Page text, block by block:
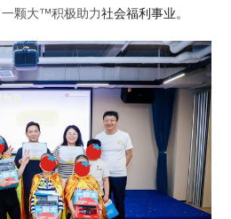
一颗大™积极助力社会福利事业。